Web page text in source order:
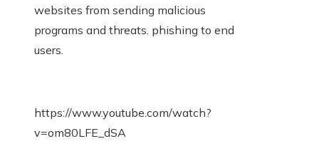
websites from sending malicious
programs and threats. phishing to end
users.
https://www.youtube.com/watch?
v=om80LFE_dSA